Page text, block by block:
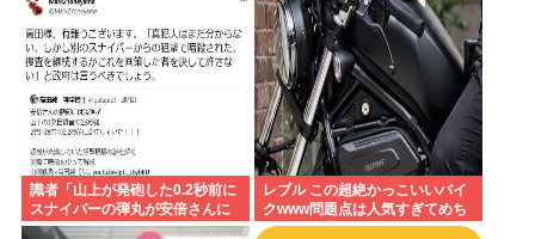
識者「山上が発砲した0.2秒前に
スナイパーの弾丸が安倍さんに
当たっていた！」 これ。
レブル この超絶かっこいいバイ
クwww問題点は人気すぎてめち
ゃくちゃ乗ってるやついるwww